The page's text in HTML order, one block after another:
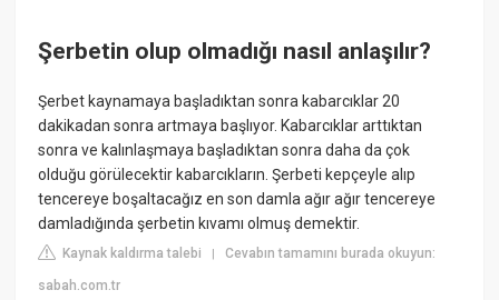
Şerbetin olup olmadığı nasıl anlaşılır?
Şerbet kaynamaya başladıktan sonra kabarcıklar 20
dakikadan sonra artmaya başlıyor. Kabarcıklar arttıktan
sonra ve kalınlaşmaya başladıktan sonra daha da çok
olduğu görülecektir kabarcıkların. Şerbeti kepçeyle alıp
tencereye boşaltacağız en son damla ağır ağır tencereye
damladığında şerbetin kıvamı olmuş demektir.
Kaynak kaldırma talebi |Cevabın tamamını burada okuyun:
sabah.com.tr